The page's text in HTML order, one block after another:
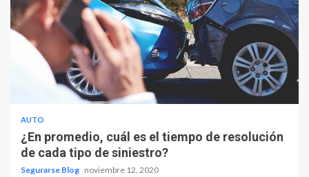
AUTO
¿En promedio, cuál es el tiempo de resolución
de cada tipo de siniestro?
Segurarse Blog noviembre 12, 2020